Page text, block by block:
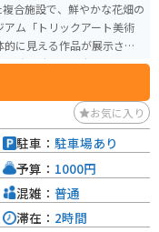
合施設で、鮮やかな花畑の
ム「トリックアート美術
に見える作品が展示され
壮大な十勝岳連邦を一望す
ラートやチーズタルト、上
Ｑテラス」など、様々な
ーム工房、アート体験
集結しており、飽きるこ
お気に入り
駐車： 駐車場あり
予算： 1000円
混雑： 普通
滞在： 2時間